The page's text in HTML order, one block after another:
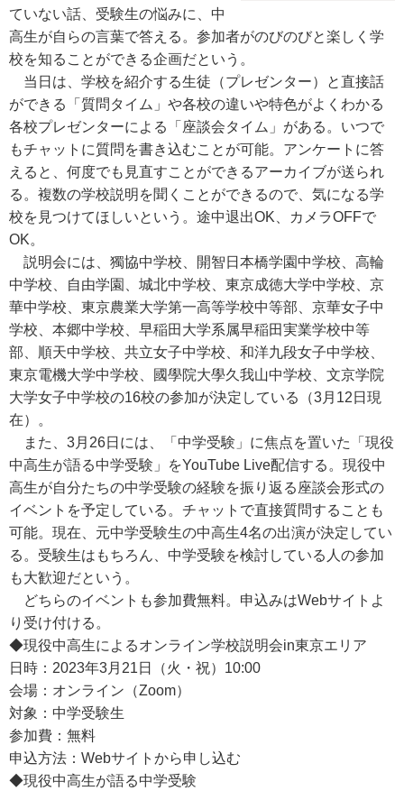
ていない話、受験生の悩みに、中
高生が自らの言葉で答える。参加者がのびのびと楽しく学
校を知ることができる企画だという。
当日は、学校を紹介する生徒（プレゼンター）と直接話
ができる「質問タイム」や各校の違いや特色がよくわかる
各校プレゼンターによる「座談会タイム」がある。いつで
もチャットに質問を書き込むことが可能。アンケートに答
えると、何度でも見直すことができるアーカイブが送られ
る。複数の学校説明を聞くことができるので、気になる学
校を見つけてほしいという。途中退出OK、カメラOFFで
OK。
説明会には、獨協中学校、開智日本橋学園中学校、高輪
中学校、自由学園、城北中学校、東京成徳大学中学校、京
華中学校、東京農業大学第一高等学校中等部、京華女子中
学校、本郷中学校、早稲田大学系属早稲田実業学校中等
部、順天中学校、共立女子中学校、和洋九段女子中学校、
東京電機大学中学校、國學院大學久我山中学校、文京学院
大学女子中学校の16校の参加が決定している（3月12日現
在）。
また、3月26日には、「中学受験」に焦点を置いた「現役
中高生が語る中学受験」をYouTube Live配信する。現役中
高生が自分たちの中学受験の経験を振り返る座談会形式の
イベントを予定している。チャットで直接質問することも
可能。現在、元中学受験生の中高生4名の出演が決定してい
る。受験生はもちろん、中学受験を検討している人の参加
も大歓迎だという。
どちらのイベントも参加費無料。申込みはWebサイトよ
り受け付ける。
◆現役中高生によるオンライン学校説明会in東京エリア
日時：2023年3月21日（火・祝）10:00
会場：オンライン（Zoom）
対象：中学受験生
参加費：無料
申込方法：Webサイトから申し込む
◆現役中高生が語る中学受験